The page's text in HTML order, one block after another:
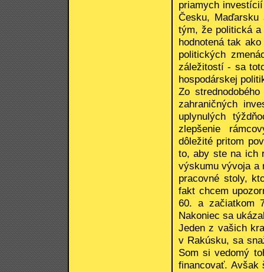
priamych
Česku,
tým, že politická a
hodnotená tak
politických
záležitostí - sa
hospodárskej
Zo
zahraničných
uplynulých
zlepšenie
dôležité pritom
to, aby ste na ich
výskumu vývoja a
pracovné stoly,
fakt chcem
60. a začiatkom
Nakoniec sa
Jeden z vašich
v Rakúsku, sa
Som si vedomý
financovať. Avšak